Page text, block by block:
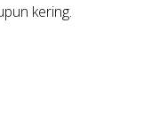
kering.